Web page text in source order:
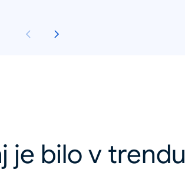
je bilo v trendu